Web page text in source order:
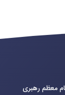
معظم رهبری